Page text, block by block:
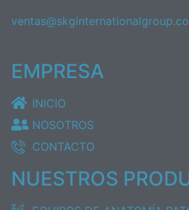
EMPRESA
INICIO
NOSOTROS
CONTACTO
NUESTROS